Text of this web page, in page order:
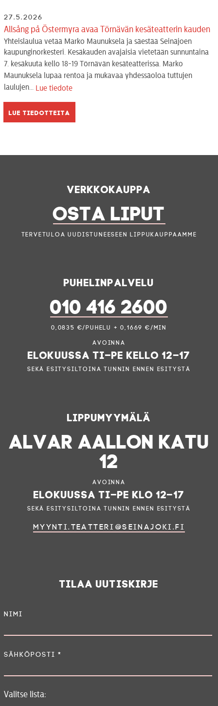
27.5.2026
Allsång på Östermyra avaa Törnävän kesäteatterin kauden
Yhteislaulua vetää Marko Maunuksela ja säestää Seinäjoen
kaupunginorkesteri. Kesäkauden avajaisia vietetään sunnuntaina
7. kesäkuuta kello 18-19 Törnävän kesäteatterissa. Marko
Maunuksela lupaa rentoa ja mukavaa yhdessäoloa tuttujen
laulujen... Lue tiedote
Lue tiedotteita
Verkkokauppa
OSTA LIPUT
Tervetuloa uudistuneeseen lippukauppaamme
Puhelinpalvelu
010 416 2600
0,0835 €/puhelu + 0,1669 €/min
Avoinna
elokuussa ti–pe kello 12–17
sekä esitysiltoina tunnin ennen esitystä
Lippumyymälä
ALVAR AALLON KATU
12
Avoinna
elokuussa ti–pe klo 12–17
sekä esitysiltoina tunnin ennen esitystä
myynti.teatteri@seinajoki.fi
Tilaa uutiskirje
Nimi
Sähköposti *
Valitse lista: